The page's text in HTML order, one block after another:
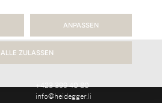
+423 399 40 80
info@heidegger.li
ANPASSEN
ALLE ZULASSEN